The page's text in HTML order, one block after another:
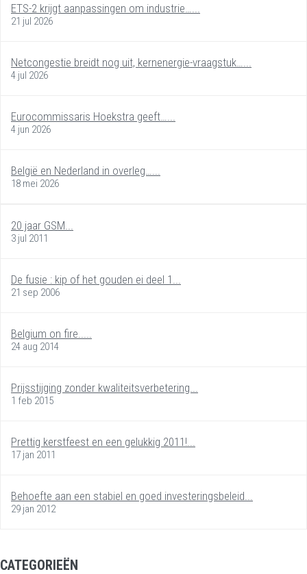
ETS-2 krijgt aanpassingen om industrie…...
21 jul 2026
Netcongestie breidt nog uit, kernenergie-vraagstuk…...
4 jul 2026
Eurocommissaris Hoekstra geeft…...
4 jun 2026
België en Nederland in overleg…...
18 mei 2026
20 jaar GSM...
3 jul 2011
De fusie : kip of het gouden ei deel 1...
21 sep 2006
Belgium on fire.....
24 aug 2014
Prijsstijging zonder kwaliteitsverbetering...
1 feb 2015
Prettig kerstfeest en een gelukkig 2011!...
17 jan 2011
Behoefte aan een stabiel en goed investeringsbeleid...
29 jan 2012
CATEGORIEËN